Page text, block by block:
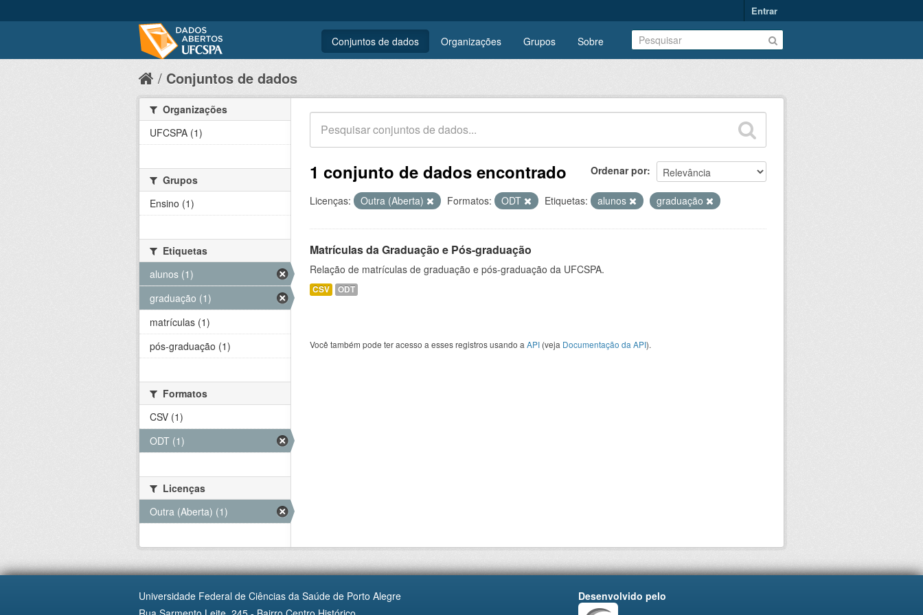
Entrar
Conjuntos de dados Organizações Grupos Sobre
Conjuntos de dados
Ordenar por
1 conjunto de dados encontrado
Licenças: Outra (Aberta) Formatos: ODT Etiquetas: alunos graduação
Matrículas da Graduação e Pós-graduação
Relação de matrículas de graduação e pós-graduação da UFCSPA.
CSV ODT
Você também pode ter acesso a esses registros usando a API (veja Documentação da API).
Organizações
UFCSPA (1)
Grupos
Ensino (1)
Etiquetas
alunos (1)
graduação (1)
matrículas (1)
pós-graduação (1)
Formatos
CSV (1)
ODT (1)
Licenças
Outra (Aberta) (1)
Universidade Federal de Ciências da Saúde de Porto Alegre
Desenvolvido pelo